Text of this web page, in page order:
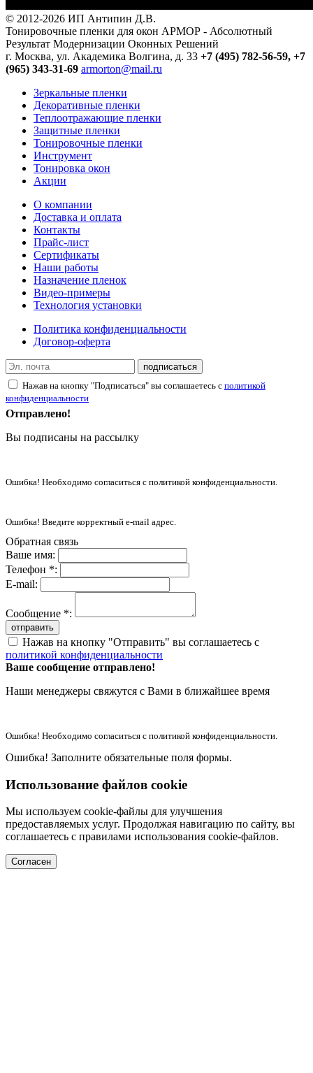
© 2012-2026 ИП Антипин Д.В.
Тонировочные пленки для окон АРМОР - Абсолютный
Результат Модернизации Оконных Решений
г. Москва, ул. Академика Волгина, д. 33 +7 (495) 782-56-59, +7
(965) 343-31-69 armorton@mail.ru
Зеркальные пленки
Декоративные пленки
Теплоотражающие пленки
Защитные пленки
Тонировочные пленки
Инструмент
Тонировка окон
Акции
О компании
Доставка и оплата
Контакты
Прайс-лист
Сертификаты
Наши работы
Назначение пленок
Видео-примеры
Технология установки
Политика конфиденциальности
Договор-оферта
подписаться
Нажав на кнопку "Подписаться" вы соглашаетесь с политикой
конфиденциальности
Отправлено!
Вы подписаны на рассылку
Ошибка! Необходимо согласиться с политикой конфиденциальности.
Ошибка! Введите корректный e-mail адрес.
Обратная связь
Ваше имя:
Телефон *:
E-mail:
Сообщение *:
отправить
Нажав на кнопку "Отправить" вы соглашаетесь с
политикой конфиденциальности
Ваше сообщение отправлено!
Наши менеджеры свяжутся с Вами в ближайшее время
Ошибка! Необходимо согласиться с политикой конфиденциальности.
Ошибка! Заполните обязательные поля формы.
Использование файлов cookie
Мы используем cookie-файлы для улучшения
предоставляемых услуг. Продолжая навигацию по сайту, вы
соглашаетесь с правилами использования cookie-файлов.
Согласен